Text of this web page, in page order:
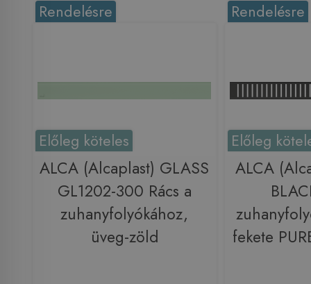
Rendelésre
Előleg köteles
ALCA (Alcaplast) GLASS
GL1202-300 Rács a
zuhanyfolyókához,
üveg-zöld
Rendelésre
Előleg
ALCA
fekete